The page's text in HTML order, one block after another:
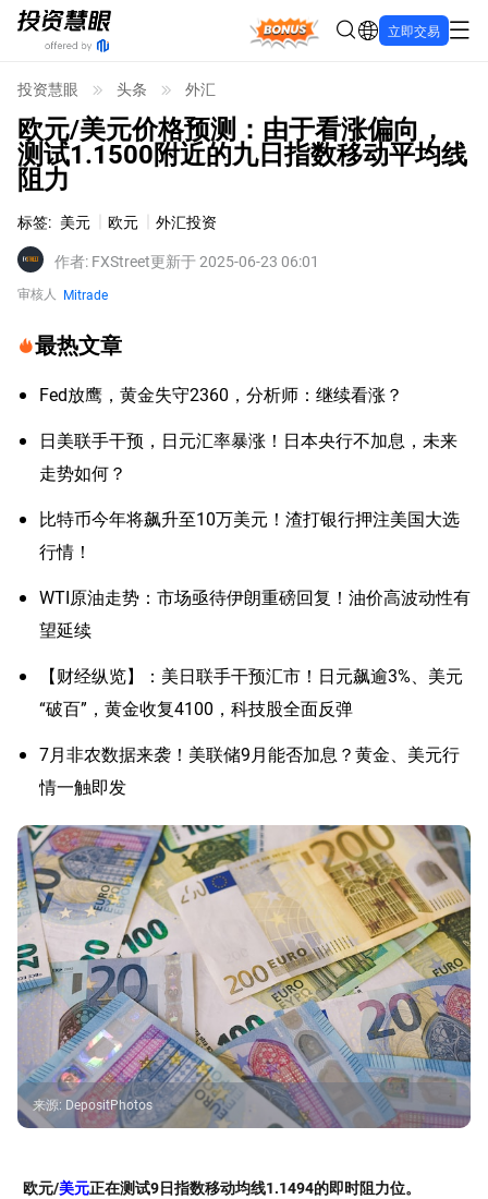
Bonus 立即交易
投资慧眼 头条 外汇
欧元/美元价格预测：由于看涨偏向，
测试1.1500附近的九日指数移动平均线
阻力
标签: 美元 欧元
外汇投资
作者: FXStreet更新于 2025-06-23 06:01
审核人 Mitrade
最热文章
Fed放鹰，黄金失守2360，分析师：继续看涨？
日美联手干预，日元汇率暴涨！日本央行不加息，未来
走势如何？
比特币今年将飙升至10万美元！渣打银行押注美国大选
行情！
WTI原油走势：市场亟待伊朗重磅回复！油价高波动性有
望延续
【财经纵览】：美日联手干预汇市！日元飙逾3%、美元
“破百”，黄金收复4100，科技股全面反弹
7月非农数据来袭！美联储9月能否加息？黄金、美元行
情一触即发
来源: DepositPhotos
欧元/美元正在测试9日指数移动均线1.1494的即时阻力位。